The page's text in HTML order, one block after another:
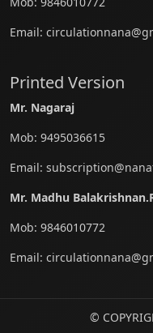
Email:
Printed Version
Mr. Nagaraj
Mob: 9495036615
Email:
Mr. Madhu
Mob: 9846010772
Email:
©